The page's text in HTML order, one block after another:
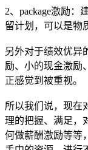
2、package激励：
留计划，可以是物
另外对于绩效优异
励、小的现金激励
正感觉到被重视。
所以我们说，现在
理的把握、满足，
何做薪酬激励等等